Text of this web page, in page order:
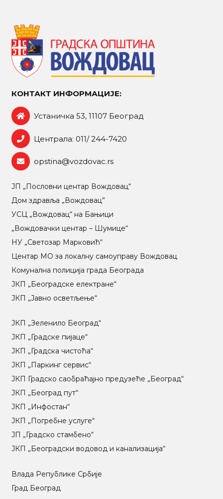
КОНТАКТ ИНФОРМАЦИЈЕ:
Устаничка 53, 11107 Београд
Централа: 011/ 244-7420
opstina@vozdovac.rs
ЈП „Пословни центар Вождовац“
Дом здравља „Вождовац”
УСЦ „Вождовац“ на Бањици
„Вождовачки центар – Шумице“
НУ „Светозар Марковић“
Центар МO за локалну самоуправу Вождовац
Комунална полиција града Београда
ЈКП „Београдске електране“
ЈКП „Јавно осветљење“
ЈКП „Зеленило Београд“
ЈКП „Градске пијаце“
ЈКП „Градска чистоћа“
ЈКП „Паркинг сервис“
ЈКП Градско саобраћајно предузеће „Београд“
ЈКП „Београд пут“
ЈКП „Инфостан“
ЈКП „Погребне услуге“
ЈП „Градско стамбено“
ЈКП „Београдски водовод и канализација“
Влада Републике Србије
Град Београд